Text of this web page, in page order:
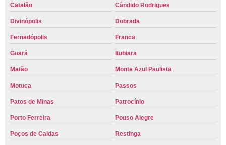
Catalão Cândido Rodrigues
Divinópolis Dobrada
Fernadópolis Franca
Guará Itubiara
Matão Monte Azul Paulista
Motuca Passos
Patos de Minas Patrocínio
Porto Ferreira Pouso Alegre
Poços de Caldas Restinga